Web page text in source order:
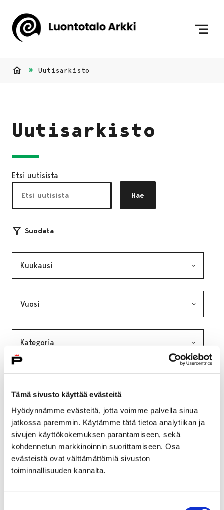
Tämä sivusto käyttää evästeitä
Hyödynnämme evästeitä, jotta voimme palvella sinua
jatkossa paremmin. Käytämme tätä tietoa analytiikan ja
sivujen käyttökokemuksen parantamiseen, sekä
kohdennetun markkinoinnin suorittamiseen. Osa
evästeistä ovat välttämättömiä sivuston
toiminnallisuuden kannalta.
Uutisarkisto
Uutisarkisto
Etsi uutisista
Hae
Suodata
Avainsana, valinta lähettää lomakkeen